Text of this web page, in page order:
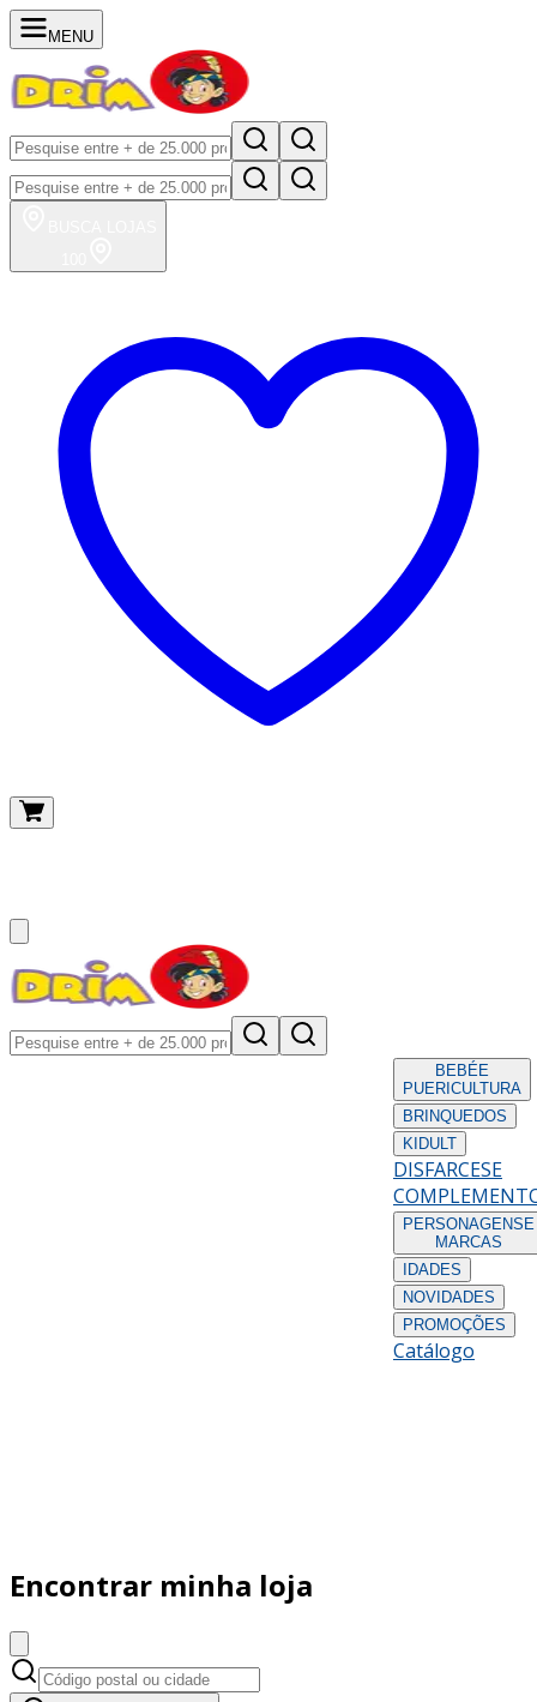
MENU
BEBÉE
PUERICULTURA
BRINQUEDOS
KIDULT
DISFARCESE
PERSONAGENS E
MARCAS
IDADES
NOVIDADES
PROMOÇÕES
Catálogo
Encontrar minha loja